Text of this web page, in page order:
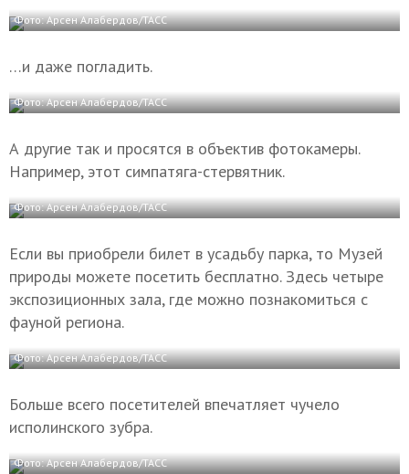
Фото: Арсен Алабердов/ТАСС
…и даже погладить.
Фото: Арсен Алабердов/ТАСС
А другие так и просятся в объектив фотокамеры.
Например, этот симпатяга-стервятник.
Фото: Арсен Алабердов/ТАСС
Если вы приобрели билет в усадьбу парка, то Музей
природы можете посетить бесплатно. Здесь четыре
экспозиционных зала, где можно познакомиться с
фауной региона.
Фото: Арсен Алабердов/ТАСС
Больше всего посетителей впечатляет чучело
исполинского зубра.
Фото: Арсен Алабердов/ТАСС